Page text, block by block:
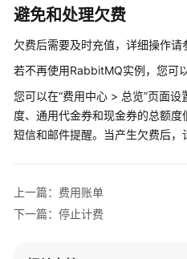
例
变
计
费
模
式
费
费
避免和处理欠费
欠费后需要及时充值，详细操作请
若不再使用RabbitMQ实例，您可
您可以在“费用中心 > 总览”页面
度、通用代金券和现金券的总额
短信和邮件提醒。当产生欠费后，
上一篇：费用账单
下一篇：停止计费